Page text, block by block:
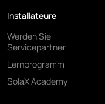
Installateure
Werden Sie
Servicepartner
Lernprogramm
SolaX Academy